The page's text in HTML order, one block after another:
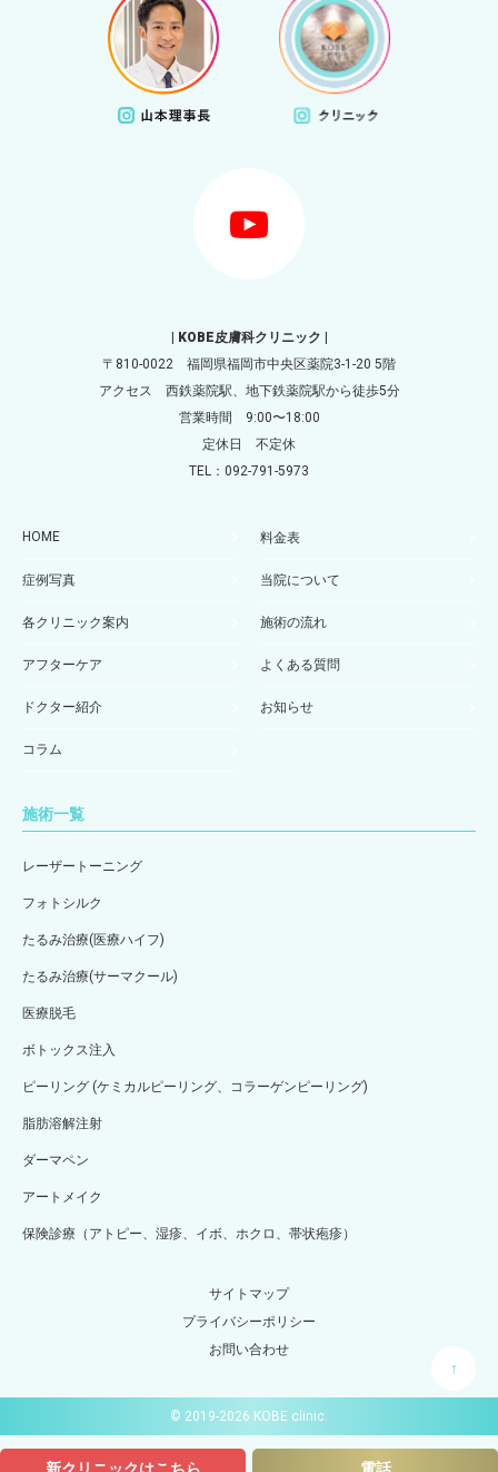
| KOBE皮膚科クリニック |
〒810-0022 福岡県福岡市中央区薬院3-1-20 5階
アクセス 西鉄薬院駅、地下鉄薬院駅から徒歩5分
営業時間 9:00〜18:00
定休日 不定休
TEL：092-791-5973
HOME 料金表
症例写真 当院について
各クリニック案内 施術の流れ
アフターケア よくある質問
ドクター紹介 お知らせ
コラム
施術一覧
レーザートーニング
フォトシルク
たるみ治療(医療ハイフ)
たるみ治療(サーマクール)
医療脱毛
ボトックス注入
ピーリング (ケミカルピーリング、コラーゲンピーリング)
脂肪溶解注射
ダーマペン
アートメイク
保険診療（アトピー、湿疹、イボ、ホクロ、帯状疱疹）
サイトマップ
プライバシーポリシー
お問い合わせ
↑
© 2019-2026 KOBE clinic.